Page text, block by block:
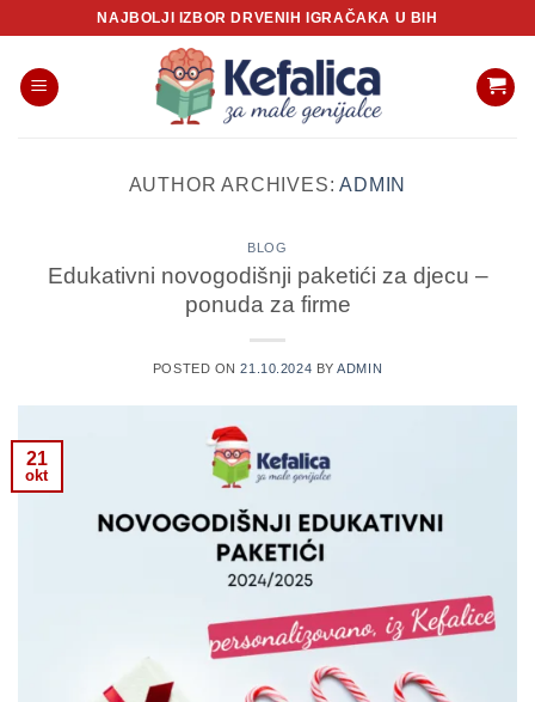
content
NAJBOLJI IZBOR DRVENIH IGRAČAKA U BIH
AUTHOR ARCHIVES:ADMIN
BLOG
Edukativni novogodišnji paketići za djecu –
ponuda za firme
POSTED ON21.10.2024 BYADMIN
21
okt